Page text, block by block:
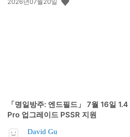
「명일방주: 엔드필드」 7월 16일
Pro 업그레이드 PSSR 지원
David Gu